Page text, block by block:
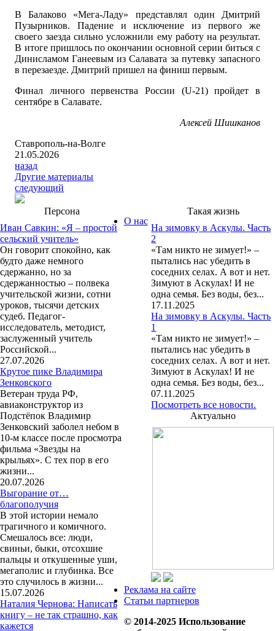
В Балаково «Мега-Ладу» представлял один Дмитрий
Пузырников. Падение и исключение из первого же
своего заезда сильно усложнили ему работу на результат.
В итоге пришлось по окончании основной серии биться с
Динисламом Ганеевым из Салавата за путевку запасного
в перезаезде. Дмитрий пришел на финиш первым.
Финал личного первенства России (U-21) пройдет в
сентябре в Салавате.
Алексей Шишканов
Ставрополь-на-Волге
21.05.2026
назад
Другие материалы
следующий
Персона
Иван Савкин: «Я – простой
сельский учитель»
Он говорит спокойно, как
будто даже немного
сдержанно, но за
сдержанностью – полвека
учительской жизни, сотни
уроков, тысячи детских
судеб. Педагог-
исследователь, методист,
заслуженный учитель
Российской...
27.07.2026
Крутое пике Владимира
Зенковского
Ветеран труда РФ,
авиаконструктор из
Подстёпок Владимир
Зенковский заболел небом в
10-м классе после просмотра
фильма «Звезды на
крыльях». С тех пор в его
жизни...
20.07.2026
Выгорание от…
благополучия
В этой истории немало
трагичного и комичного.
Смешалось все: люди,
свиньи, быки, отсохшие
пальцы и откушенные уши,
мегаполис и глубинка. Все
это случилось в жизни...
15.07.2026
Наталия Чернова: Написать
книгу – не так страшно, как
кажется
Такая жизнь
На зимовку в Аскулы. Часть
2
«Там никто не зимует!» –
пытались нас убедить в
соседних селах. А вот и нет.
Зимуют в Аскулах! И не
одна семья. Без воды, без...
17.11.2025
На зимовку в Аскулы. Часть
1
«Там никто не зимует!» –
пытались нас убедить в
соседних селах. А вот и нет.
Зимуют в Аскулах! И не
одна семья. Без воды, без...
07.11.2025
Посмотреть все новости.
Актуально
О нас
Реклама на сайте
Статьи партнеров
© 2014-2025 Использование